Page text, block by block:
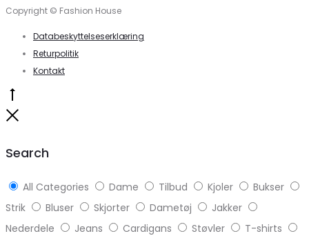
Copyright © Fashion House
Databeskyttelseserklæring
Returpolitik
Kontakt
Search
All Categories Dame Tilbud Kjoler
Bukser
Strik
Bluser Skjorter Dametøj
Jakker
Nederdele
Jeans Cardigans Støvler
T-shirts